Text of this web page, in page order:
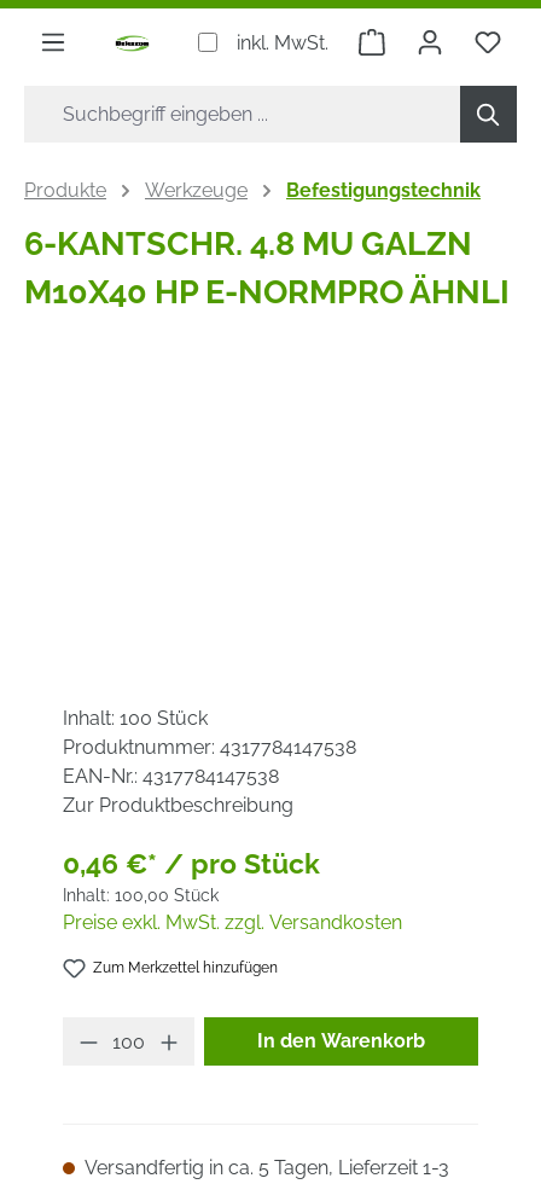
springen
inkl. MwSt. Warenkorb
Produkte Werkzeuge Befestigungstechnik
6-KANTSCHR. 4.8 MU GALZN
M10X40 HP E-NORMPRO ÄHNLI
Inhalt: 100 Stück
Produktnummer: 4317784147538
EAN-Nr.: 4317784147538
Zur Produktbeschreibung
0,46 €* / pro Stück
Inhalt: 100,00 Stück
Preise exkl. MwSt. zzgl. Versandkosten
Zum Merkzettel hinzufügen
Produkt Anzahl: Gib den
In den Warenkorb
Versandfertig in ca. 5 Tagen, Lieferzeit 1-3